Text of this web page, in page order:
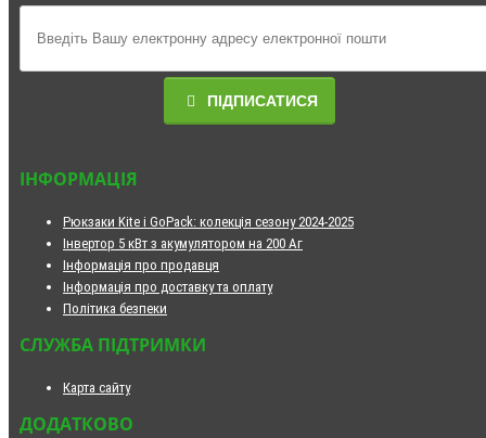
ПІДПИСАТИСЯ
ІНФОРМАЦІЯ
Рюкзаки Kite і GoPack: колекція сезону 2024-2025
Інвертор 5 кВт з акумулятором на 200 Аг
Інформація про продавця
Інформація про доставку та оплату
Політика безпеки
СЛУЖБА ПІДТРИМКИ
Карта сайту
ДОДАТКОВО